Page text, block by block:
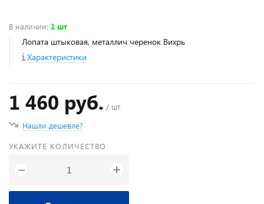
В наличии: 1 шт
Лопата штыковая, металлич черенок Вихрь
Характеристики
1 460 руб. / шт
Нашли дешевле?
УКАЖИТЕ КОЛИЧЕСТВО
− +